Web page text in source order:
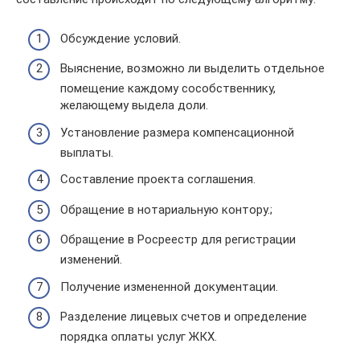
Обсуждение условий.
Выяснение, возможно ли выделить отдельное
помещение каждому сособственнику,
желающему выдела доли.
Установление размера компенсационной
выплаты.
Составление проекта соглашения.
Обращение в нотариальную контору.;
Обращение в Росреестр для регистрации
изменений.
Получение измененной документации.
Разделение лицевых счетов и определение
порядка оплаты услуг ЖКХ.